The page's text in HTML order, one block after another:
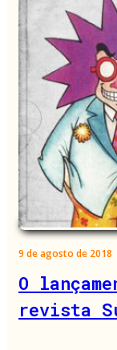
9 de agosto de 2018
O
revista